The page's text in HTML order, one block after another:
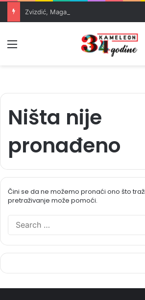
Ništa nije
pronađeno
Čini se da ne možemo pronaći ono što
pretraživanje može pomoći.